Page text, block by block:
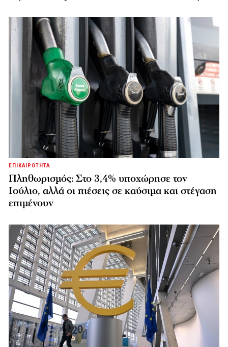
ΕΠΙΚΑΙΡΟΤΗΤΑ
Πληθωρισμός: Στο 3,4% υποχώρησε τον
Ιούλιο, αλλά οι πιέσεις σε καύσιμα και στέγαση
επιμένουν